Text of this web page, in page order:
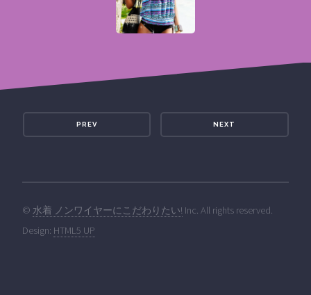
PREV NEXT
© 水着 ノンワイヤーにこだわりたい! Inc. All rights reserved.
Design: HTML5 UP